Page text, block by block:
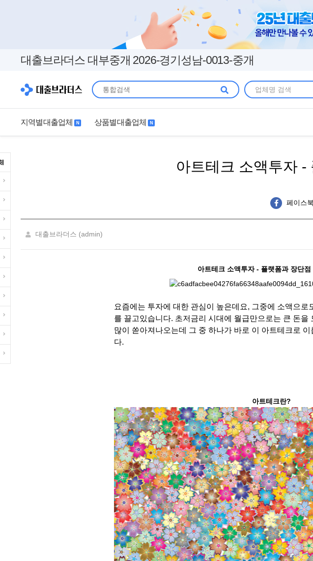
대출브라더스 대부중개 2026-경기성남-0013-중개
지역별대출업체 N 상품별대출업체 N
아트테크 소액투자 -
페이스
대출브라더스 (admin)
아트테크 소액투자 - 플랫폼과 장단
요즘에는 투자에 대한 관심이 높은데요, 그중에 소액으로
를 끌고있습니다. 초저금리 시대에 월급만으로는 큰 돈을
많이 쏟아져나오는데 그 중 하나가 바로 이 아트테크로
다.
아트테크란?